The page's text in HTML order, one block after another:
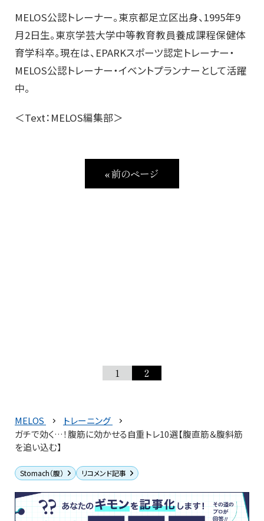
MELOS公認トレーナー。東京都足立区出身、1995年9
月2日生。東京学芸大学中等教育教員養成課程保健体
育学科卒。現在は、EPARKスポーツ認定トレーナー・
MELOS公認トレーナー・イベントプランナーとして活躍
中。
＜Text：MELOS編集部＞
« 前のページ
1 2
MELOS
トレーニング
ガチで効く…！腹筋に効かせる自重トレ10選【腹直筋＆腹斜筋
を追い込む】
Stomach（腹） リコメンド記事